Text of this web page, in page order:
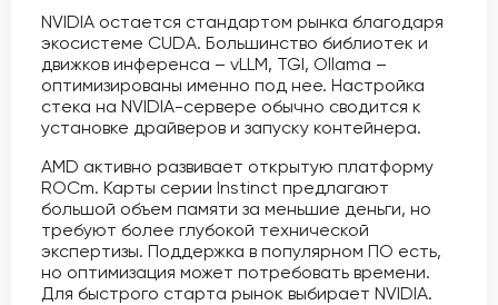
NVIDIA остается стандартом рынка благодаря
экосистеме CUDA. Большинство библиотек и
движков инференса – vLLM, TGI, Ollama –
оптимизированы именно под нее. Настройка
стека на NVIDIA-сервере обычно сводится к
установке драйверов и запуску контейнера.
AMD активно развивает открытую платформу
ROCm. Карты серии Instinct предлагают
большой объем памяти за меньшие деньги, но
требуют более глубокой технической
экспертизы. Поддержка в популярном ПО есть,
но оптимизация может потребовать времени.
Для быстрого старта рынок выбирает NVIDIA.